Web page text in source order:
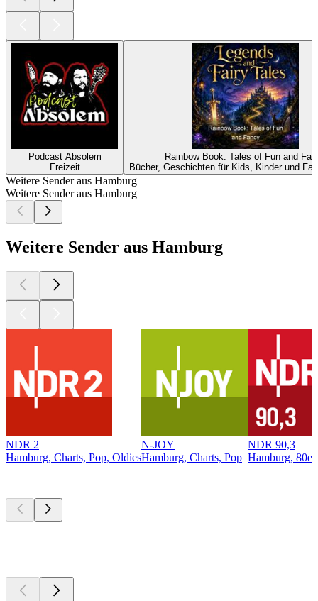
Podcast Absolem
Freizeit
Rainbow Book: Tales of Fun and
Bücher, Geschichten für Kids, Kinder und
Weitere Sender aus Hamburg
Weitere Sender aus Hamburg
Weitere Sender aus Hamburg
NDR 2
Hamburg, Charts, Pop, Oldies
N-JOY
Hamburg, Charts, Pop
NDR 90,3
Hamburg,